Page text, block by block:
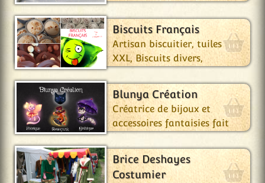
Biscuits Français
Artisan biscuitier, tuiles
XXL, Biscuits divers,
Blunya Création
Créatrice de bijoux et
accessoires fantaisies fait
unique !
Brice Deshayes
Costumier